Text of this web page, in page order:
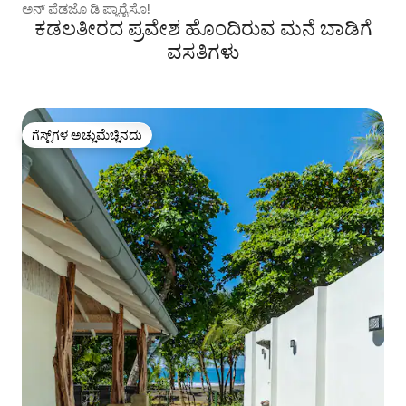
ಅನ್ ಪೆಡಜೊ ಡಿ ಪ್ಯಾರೈಸೊ!
ಕಡಲತೀರದ ಪ್ರವೇಶ ಹೊಂದಿರುವ ಮನೆ ಬಾಡಿಗೆ
ವಸತಿಗಳು
ಗೆಸ್ಟ್‌ಗಳ ಅಚ್ಚುಮೆಚ್ಚಿನದು
ಗೆಸ್ಟ್‌ಗಳ ಅಚ್ಚುಮೆಚ್ಚಿನದು